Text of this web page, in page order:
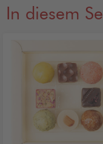
In diesem